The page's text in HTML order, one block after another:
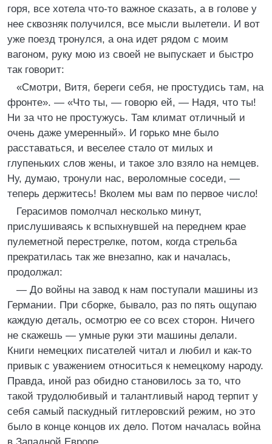
горя, все хотела что-то важное сказать, а в голове у
нее сквозняк получился, все мысли вылетели. И вот
уже поезд тронулся, а она идет рядом с моим
вагоном, руку мою из своей не выпускает и быстро
так говорит:
«Смотри, Витя, береги себя, не простудись там, на
фронте». — «Что ты, — говорю ей, — Надя, что ты!
Ни за что не простужусь. Там климат отличный и
очень даже умеренный». И горько мне было
расставаться, и веселее стало от милых и
глупеньких слов жены, и такое зло взяло на немцев.
Ну, думаю, тронули нас, вероломные соседи, —
теперь держитесь! Вколем мы вам по первое число!
Герасимов помолчал несколько минут,
прислушиваясь к вспыхнувшей на переднем крае
пулеметной перестрелке, потом, когда стрельба
прекратилась так же внезапно, как и началась,
продолжал:
— До войны на завод к нам поступали машины из
Германии. При сборке, бывало, раз по пять ощупаю
каждую деталь, осмотрю ее со всех сторон. Ничего
не скажешь — умные руки эти машины делали.
Книги немецких писателей читал и любил и как-то
привык с уважением относиться к немецкому народу.
Правда, иной раз обидно становилось за то, что
такой трудолюбивый и талантливый народ терпит у
себя самый паскудный гитлеровский режим, но это
было в конце концов их дело. Потом началась война